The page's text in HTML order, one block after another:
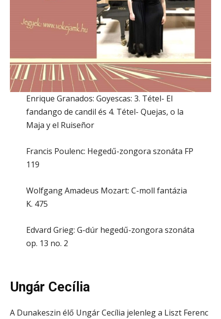
Enrique Granados: Goyescas: 3. Tétel- El
fandango de candil és 4. Tétel- Quejas, o la
Maja y el Ruiseñor
Francis Poulenc: Hegedű-zongora szonáta FP
119
Wolfgang Amadeus Mozart: C-moll fantázia
K. 475
Edvard Grieg: G-dúr hegedű-zongora szonáta
op. 13 no. 2
Ungár Cecília
A Dunakeszin élő Ungár Cecília jelenleg a Liszt Ferenc